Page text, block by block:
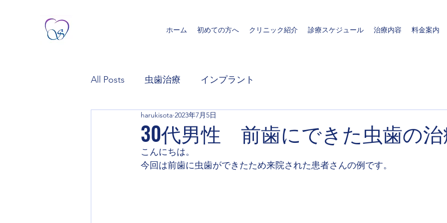
ホーム 初めての方へ クリニック紹介 診療スケジュール 治療内容 料金案内
All Posts 虫歯治療 インプラント
30代男性 前歯にできた虫歯の
harukisota 2023年7月5日
こんにちは。
今回は前歯に虫歯ができたため来院された患者さんの例です。